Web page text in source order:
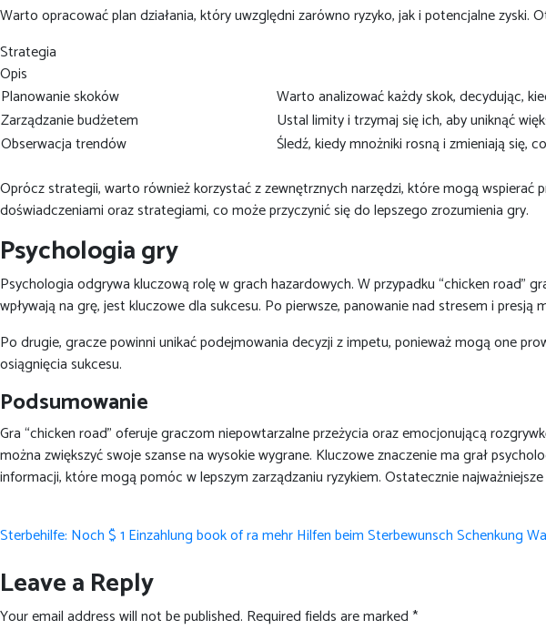
Warto opracować plan działania, który uwzględni zarówno ryzyko, jak i potencjalne zyski.
Strategia
Opis
Planowanie skoków
Warto analizować każdy skok, decydując,
Zarządzanie budżetem
Ustal limity i trzymaj się ich, aby uniknąć
Obserwacja trendów
Śledź, kiedy mnożniki rosną i zmieniają się,
Oprócz strategii, warto również korzystać z zewnętrznych narzędzi, które mogą
doświadczeniami oraz strategiami, co może przyczynić się do lepszego zrozumienia gry.
Psychologia gry
Psychologia odgrywa kluczową rolę w grach hazardowych. W przypadku “chicken road”
wpływają na grę, jest kluczowe dla sukcesu. Po pierwsze, panowanie nad stresem i
Po drugie, gracze powinni unikać podejmowania decyzji z impetu, ponieważ mogą one
osiągnięcia sukcesu.
Podsumowanie
Gra “chicken road” oferuje graczom niepowtarzalne przeżycia oraz emocjonującą
można zwiększyć swoje szanse na wysokie wygrane. Kluczowe znaczenie ma grał
informacji, które mogą pomóc w lepszym zarządzaniu ryzykiem. Ostatecznie
Post
Sterbehilfe: Noch $ 1 Einzahlung book of ra mehr Hilfen beim Sterbewunsch Schenkung
Leave a Reply
Your email address will not be published. Required fields are marked*